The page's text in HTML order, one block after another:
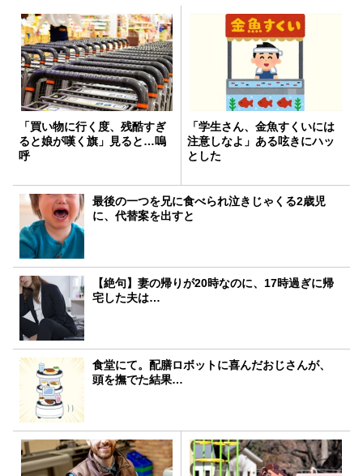
「買い物に行く度、残酷すぎ
ると娘が嘆く旗」見ると…嗚
呼
「学生さん、金魚すくいには
注意しなよ」ある呟きにハッ
とした
最後の一つを兄に食べられ泣きじゃくる2歳児
に、代替案を出すと
【絶句】妻の帰りが20時なのに、17時過ぎに帰
宅した夫は…
食堂にて。配膳ロボットに喜んだおじさんが、
頭を撫でた結果…